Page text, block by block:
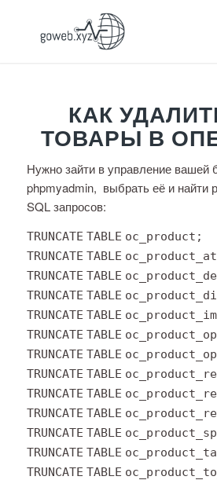
КАК
ТОВАРЫ В
Нужно зайти в управление вашей
phpmyadmin, выбрать её и найти
SQL запросов:
TRUNCATE TABLE oc_product;
TRUNCATE TABLE
TRUNCATE TABLE
TRUNCATE TABLE
TRUNCATE TABLE
TRUNCATE TABLE
TRUNCATE TABLE
TRUNCATE TABLE
TRUNCATE TABLE
TRUNCATE TABLE
TRUNCATE TABLE
TRUNCATE TABLE
TRUNCATE TABLE